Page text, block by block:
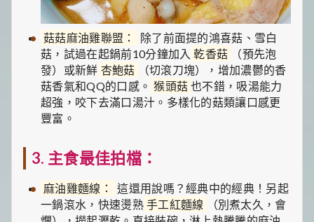
菇菇麻油雞聯盟：
除了前面提的鴻喜菇、雪白
菇，試過在起鍋前10分鐘加入 乾香菇
（預先泡
發）或新鮮 杏鮑菇
（切滾刀塊），增加濃鬱的香
菇香氣和QQ的口感。 猴頭菇 也不錯，吸湯能力
超強，咬下去滿口湯汁。多樣化的菇類讓口感更
豐富。
3. 主食最佳拍檔：
麻油雞麵線：
這還用說嗎？經典中的經典！另起
一鍋滾水，快速燙熟 手工紅麵線
（別煮太久，會